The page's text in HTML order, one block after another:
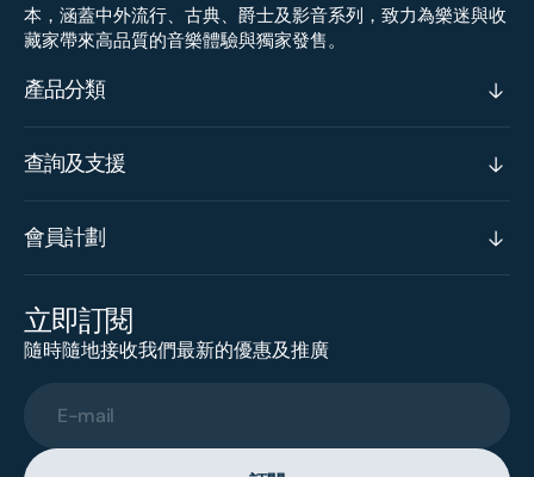
本，涵蓋中外流行、古典、爵士及影音系列，致力為樂迷與收
藏家帶來高品質的音樂體驗與獨家發售。
產品分類
查詢及支援
會員計劃
立即訂閱
隨時隨地接收我們最新的優惠及推廣
E-mail